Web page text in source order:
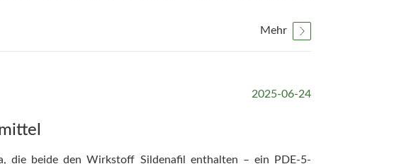
Mehr
2025-06-24
die beide den Wirkstoff Sildenafil enthalten – ein PDE-5-